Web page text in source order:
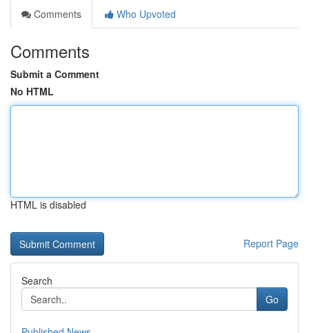
Comments
Who Upvoted
Comments
Submit a Comment
No HTML
HTML is disabled
Report Page
Search
Go